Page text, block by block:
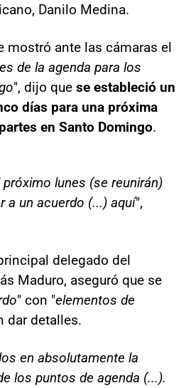
Danilo Medina.
mostró ante las cámaras el
de la agenda para los
", dijo que se estableció un
días para una próxima
en Santo Domingo.
lunes (se reunirán)
a un acuerdo (...) aquí",
delegado del
Maduro, aseguró que se
" con "elementos de
dar detalles.
en absolutamente la
los puntos de agenda (...).